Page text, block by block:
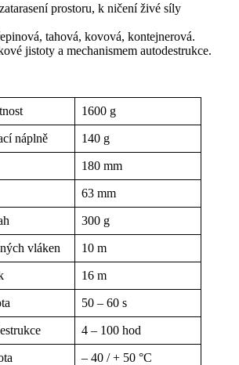
prostoru, k ničení živé síly
tahová, kovová, kontejnerová.
jistoty a mechanismem autodestrukce.
1600 g
náplně 140 g
180 mm
63 mm
300 g
vláken 10 m
16 m
50 – 60 s
4 – 100 hod
– 40 / + 50 °C